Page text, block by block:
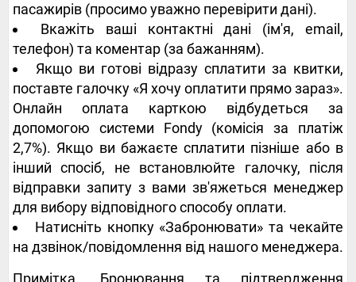
пасажирів (просимо уважно перевірити дані).
Вкажіть ваші контактні дані (ім'я, email,
телефон) та коментар (за бажанням).
Якщо ви готові відразу сплатити за квитки,
поставте галочку «Я хочу оплатити прямо зараз».
Онлайн оплата карткою відбудеться за
допомогою системи Fondy (комісія за платіж
2,7%). Якщо ви бажаєте сплатити пізніше або в
інший спосіб, не встановлюйте галочку, після
відправки запиту з вами зв'яжеться менеджер
для вибору відповідного способу оплати.
Натисніть кнопку «Забронювати» та чекайте
на дзвінок/повідомлення від нашого менеджера.
Примітка. Бронювання та підтвердження